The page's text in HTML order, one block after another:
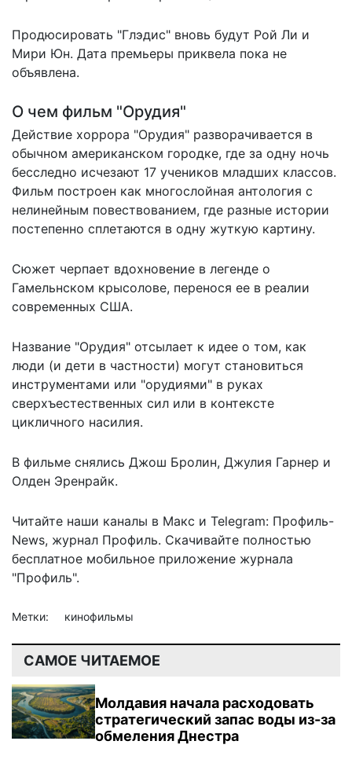
Продюсировать "Глэдис" вновь будут Рой Ли и
Мири Юн. Дата премьеры приквела пока не
объявлена.
О чем фильм "Орудия"
Действие хоррора "Орудия" разворачивается в
обычном американском городке, где за одну ночь
бесследно исчезают 17 учеников младших классов.
Фильм построен как многослойная антология с
нелинейным повествованием, где разные истории
постепенно сплетаются в одну жуткую картину.
Сюжет черпает вдохновение в легенде о
Гамельнском крысолове, перенося ее в реалии
современных США.
Название "Орудия" отсылает к идее о том, как
люди (и дети в частности) могут становиться
инструментами или "орудиями" в руках
сверхъестественных сил или в контексте
цикличного насилия.
В фильме снялись Джош Бролин, Джулия Гарнер и
Олден Эренрайк.
Читайте наши каналы в Макс и Telegram: Профиль-
News, журнал Профиль. Скачивайте полностью
бесплатное мобильное приложение журнала
"Профиль".
Метки: кинофильмы
САМОЕ ЧИТАЕМОЕ
Молдавия начала расходовать
стратегический запас воды из-за
обмеления Днестра